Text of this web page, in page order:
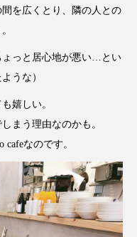
を広くとり、隣の人との
ょっと居心地が悪い…とい
うな）
嬉しい。
まう理由なのかも。
なのです。